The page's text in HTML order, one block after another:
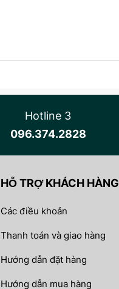
Hotline 3
096.374.2828
HỖ TRỢ KHÁCH HÀNG
Các điều khoản
Thanh toán và giao hàng
Hướng dẫn đặt hàng
Hướng dẫn mua hàng